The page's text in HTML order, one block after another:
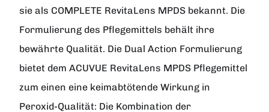
sie als COMPLETE RevitaLens MPDS bekannt. Die
Formulierung des Pflegemittels behält ihre
bewährte Qualität. Die Dual Action Formulierung
bietet dem ACUVUE RevitaLens MPDS Pflegemittel
zum einen eine keimabtötende Wirkung in
Peroxid-Qualität: Die Kombination der